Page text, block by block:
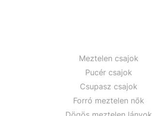
Meztelen csajok
Pucér csajok
Csupasz csajok
Forró meztelen nők